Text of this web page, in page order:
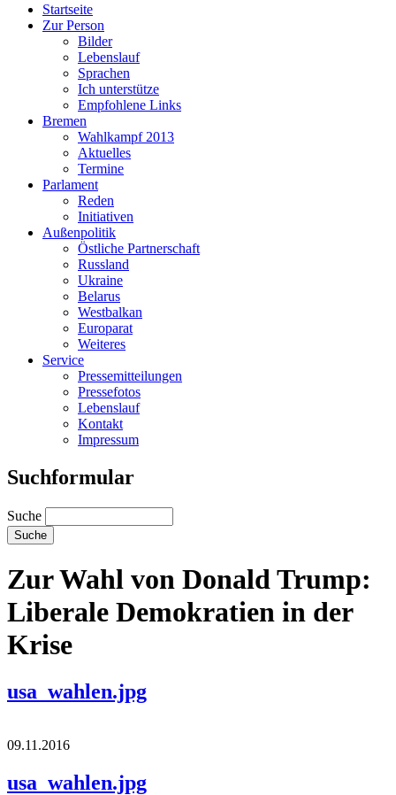
Startseite
Zur Person
Bilder
Lebenslauf
Sprachen
Ich unterstütze
Empfohlene Links
Bremen
Wahlkampf 2013
Aktuelles
Termine
Parlament
Reden
Initiativen
Außenpolitik
Östliche Partnerschaft
Russland
Ukraine
Belarus
Westbalkan
Europarat
Weiteres
Service
Pressemitteilungen
Pressefotos
Lebenslauf
Kontakt
Impressum
Suchformular
Suche
Zur Wahl von Donald Trump:
Liberale Demokratien in der
Krise
usa_wahlen.jpg
09.11.2016
usa_wahlen.jpg